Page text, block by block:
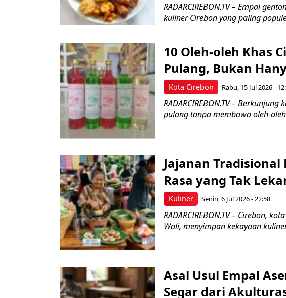
RADARCIREBON.TV – Empal
kuliner Cirebon yang paling
Kota Cirebon
10 Oleh-oleh Khas
Pulang, Bukan
Rabu, 15 Jul 2026 -
RADARCIREBON.TV –
pulang tanpa membawa oleh-
Kuliner
Jajanan
Rasa yang Tak
Senin, 6 Jul 2026 - 22:58
RADARCIREBON.TV – Cirebon,
Wali, menyimpan kekayaan
Asal Usul Empal
Segar dari